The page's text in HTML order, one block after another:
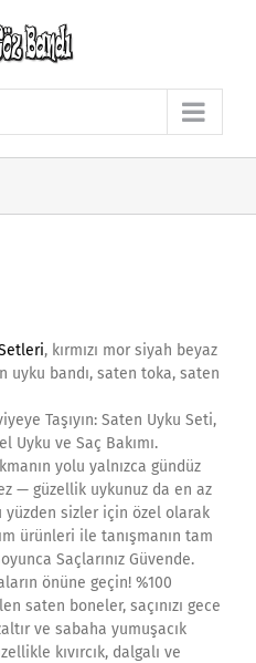
, kırmızı mor siyah beyaz
uyku bandı, saten toka, saten
Taşıyın: Saten Uyku Seti,
Uyku ve Saç Bakımı.
yolu yalnızca gündüz
— güzellik uykunuz da en az
sizler için özel olarak
ürünleri ile tanışmanın tam
Saçlarınız Güvende.
önüne geçin! %100
saten boneler, saçınızı gece
ve sabaha yumuşacık
kıvırcık, dalgalı ve